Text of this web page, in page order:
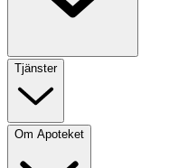
Tjänster
Om Apoteket